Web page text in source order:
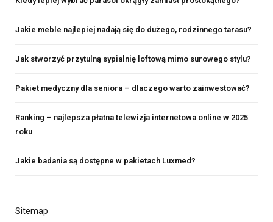
Jakie meble najlepiej nadają się do dużego, rodzinnego tarasu?
Jak stworzyć przytulną sypialnię loftową mimo surowego stylu?
Pakiet medyczny dla seniora – dlaczego warto zainwestować?
Ranking – najlepsza płatna telewizja internetowa online w 2025
roku
Jakie badania są dostępne w pakietach Luxmed?
Sitemap